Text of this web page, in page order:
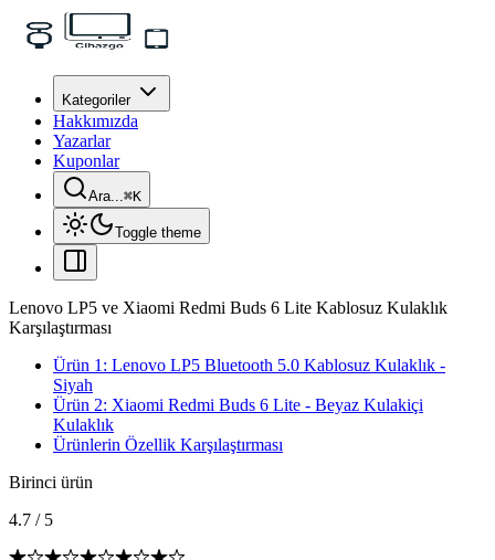
Kategoriler
Hakkımızda
Yazarlar
Kuponlar
Ara...⌘K
Toggle theme
Lenovo LP5 ve Xiaomi Redmi Buds 6 Lite Kablosuz Kulaklık
Karşılaştırması
Ürün 1: Lenovo LP5 Bluetooth 5.0 Kablosuz Kulaklık -
Siyah
Ürün 2: Xiaomi Redmi Buds 6 Lite - Beyaz Kulakiçi
Kulaklık
Ürünlerin Özellik Karşılaştırması
Birinci ürün
4.7 / 5